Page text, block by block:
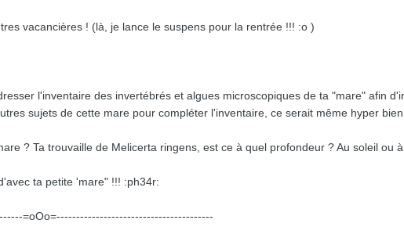
vacancières ! (là, je lance le suspens pour la rentrée !!! :o )
l'inventaire des invertébrés et algues microscopiques de ta "mare" afin
sujets de cette mare pour compléter l'inventaire, ce serait même hyper
? Ta trouvaille de Melicerta ringens, est ce à quel profondeur ? Au soleil ou
ta petite 'mare" !!! :ph34r:
=oOo=----------------------------------------